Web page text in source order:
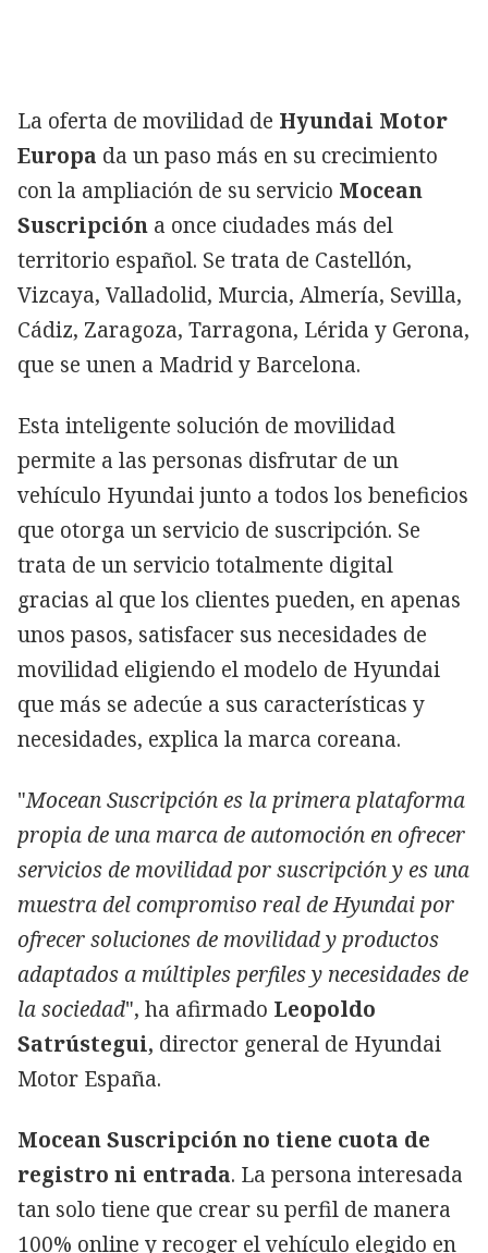
La oferta de movilidad de Hyundai Motor
Europa da un paso más en su crecimiento
con la ampliación de su servicio Mocean
Suscripción a once ciudades más del
territorio español. Se trata de Castellón,
Vizcaya, Valladolid, Murcia, Almería, Sevilla,
Cádiz, Zaragoza, Tarragona, Lérida y Gerona,
que se unen a Madrid y Barcelona.
Esta inteligente solución de movilidad
permite a las personas disfrutar de un
vehículo Hyundai junto a todos los beneficios
que otorga un servicio de suscripción. Se
trata de un servicio totalmente digital
gracias al que los clientes pueden, en apenas
unos pasos, satisfacer sus necesidades de
movilidad eligiendo el modelo de Hyundai
que más se adecúe a sus características y
necesidades, explica la marca coreana.
"Mocean Suscripción es la primera plataforma
propia de una marca de automoción en ofrecer
servicios de movilidad por suscripción y es una
muestra del compromiso real de Hyundai por
ofrecer soluciones de movilidad y productos
adaptados a múltiples perfiles y necesidades de
la sociedad", ha afirmado Leopoldo
Satrústegui, director general de Hyundai
Motor España.
Mocean Suscripción no tiene cuota de
registro ni entrada. La persona interesada
tan solo tiene que crear su perfil de manera
100% online y recoger el vehículo elegido en